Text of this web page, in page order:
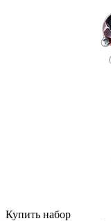
Купить набор